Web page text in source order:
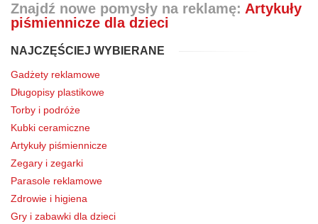
Znajdź nowe pomysły na reklamę: Artykuły
piśmiennicze dla dzieci
NAJCZĘŚCIEJ WYBIERANE
Gadżety reklamowe
Długopisy plastikowe
Torby i podróże
Kubki ceramiczne
Artykuły piśmiennicze
Zegary i zegarki
Parasole reklamowe
Zdrowie i higiena
Gry i zabawki dla dzieci